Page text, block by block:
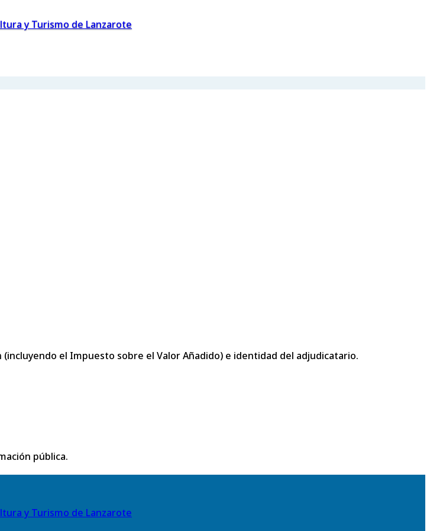
y Turismo de Lanzarote
el Impuesto sobre el Valor Añadido) e identidad del adjudicatario.
pública.
y Turismo de Lanzarote